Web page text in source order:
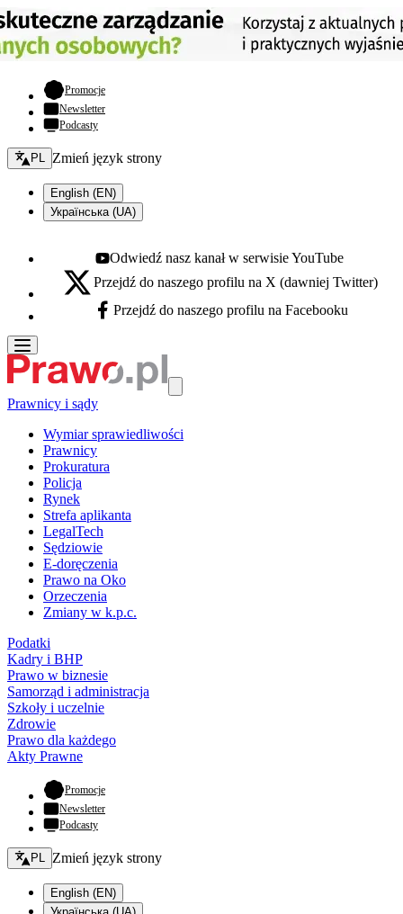
Promocje- otwiera się w nowej karcie
Newsletter
Podcasty
Zmień język - bieżący:
PL Zmień język strony
English (EN)
Українська (UA)
Youtube - otwiera się w nowej karcie
Odwiedź nasz kanał w serwisie YouTube
X - otwiera się w nowej karcie
Przejdź do naszego profilu na X (dawniej Twitter)
Facebook - otwiera się w nowej karcie
Przejdź do naszego profilu na Facebooku
Prawnicy i sądy
Wymiar sprawiedliwości
Prawnicy
Prokuratura
Policja
Rynek
Strefa aplikanta
LegalTech
Sędziowie
E-doręczenia
Prawo na Oko
Orzeczenia
Zmiany w k.p.c.
Podatki
Kadry i BHP
Prawo w biznesie
Samorząd i administracja
Szkoły i uczelnie
Zdrowie
Prawo dla każdego
Akty Prawne
Promocje- otwiera się w nowej karcie
Newsletter
Podcasty
Zmień język - bieżący:
PL Zmień język strony
English (EN)